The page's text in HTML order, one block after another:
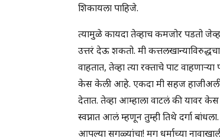
शिकायला पाहिजे.
त्यामुळे कायदा तेव्हाच कमजोर पडतो
उत्तरं देऊ शकतो. मी
वाहतात, तेव्हा त्या रक्ताचे पाट
केस केली आहे. एकदा मी सहज हाजीअली
देतात. तेव्हा आम्हाला वाटलं की यावर
स्वप्नात आलं म्हणून तुम्ही तिथे दर्गा
आपल्या सगळ्यांचा! मग धर्माच्या